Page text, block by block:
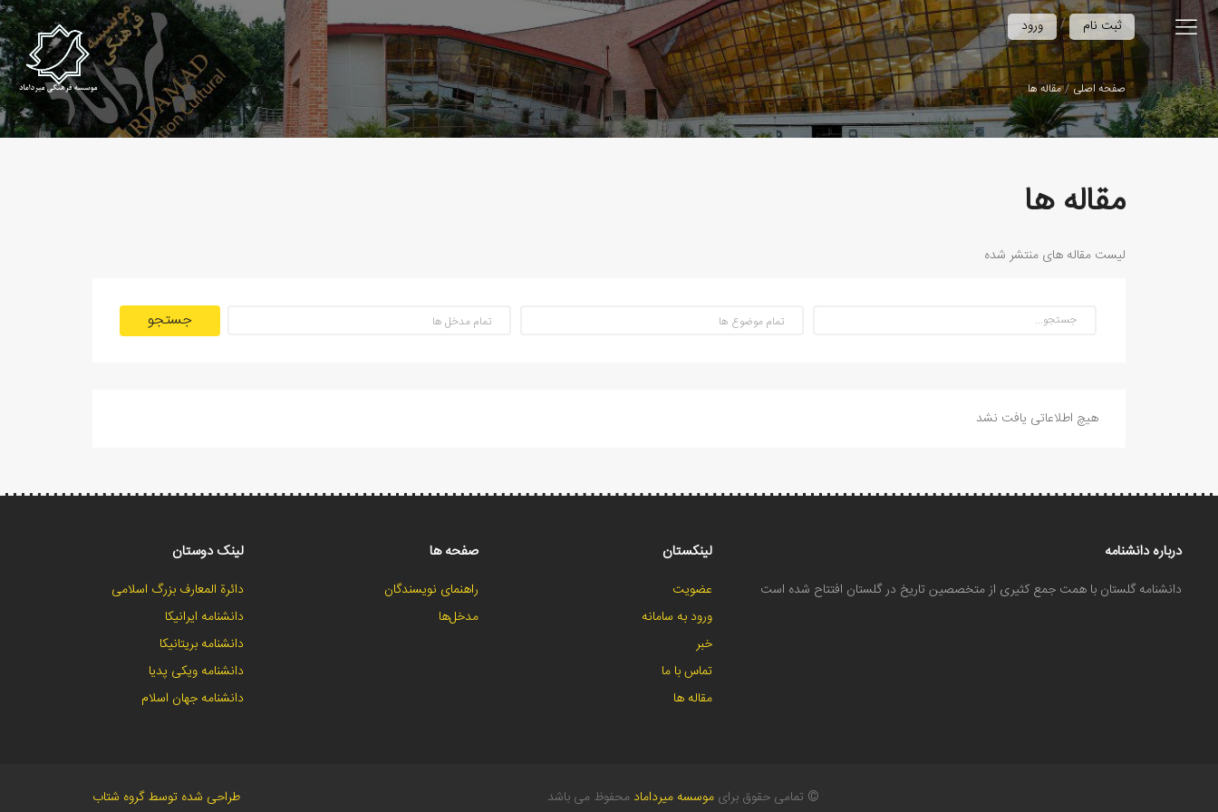
ورود / ثبت نام
صفحه اصلی مقاله ها
مقاله ها
لیست مقاله های منتشر شده
جستجو
هیچ اطلاعاتی یافت نشد
درباره دانشنامه
دانشنامه گلستان با همت جمع کثیری از متخصصین تاریخ در گلستان افتتاح شده است
لینکستان
عضویت
ورود به سامانه
خبر
تماس با ما
مقاله ها
صفحه ها
راهنمای نویسندگان
مدخل‌ها
لینک دوستان
دائرة المعارف بزرگ اسلامی
دانشنامه ایرانیکا
دانشنامه بریتانیکا
دانشنامه ویکی پدیا
دانشنامه جهان اسلام
طراحی شده توسط گروه شتاب © تمامی حقوق برای موسسه میرداماد محفوظ می باشد